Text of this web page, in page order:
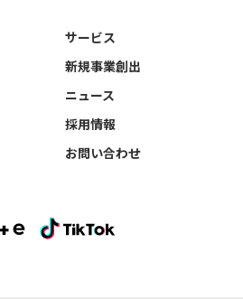
サービス
新規事業創出
ニュース
採用情報
お問い合わせ